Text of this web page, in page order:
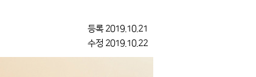
등록2019.10.21
수정 2019.10.22